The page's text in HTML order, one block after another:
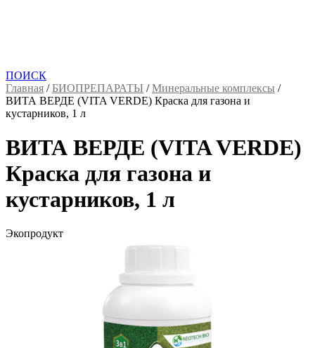
ПОИСК
Главная /БИОПРЕПАРАТЫ /Минеральные комплексы /
ВИТА ВЕРДЕ (VITA VERDE) Краска для газона и
кустарников, 1 л
ВИТА ВЕРДЕ (VITA VERDE)
Краска для газона и
кустарников, 1 л
Экопродукт